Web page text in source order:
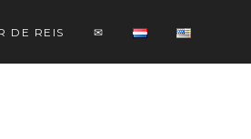
DE REIS ✉